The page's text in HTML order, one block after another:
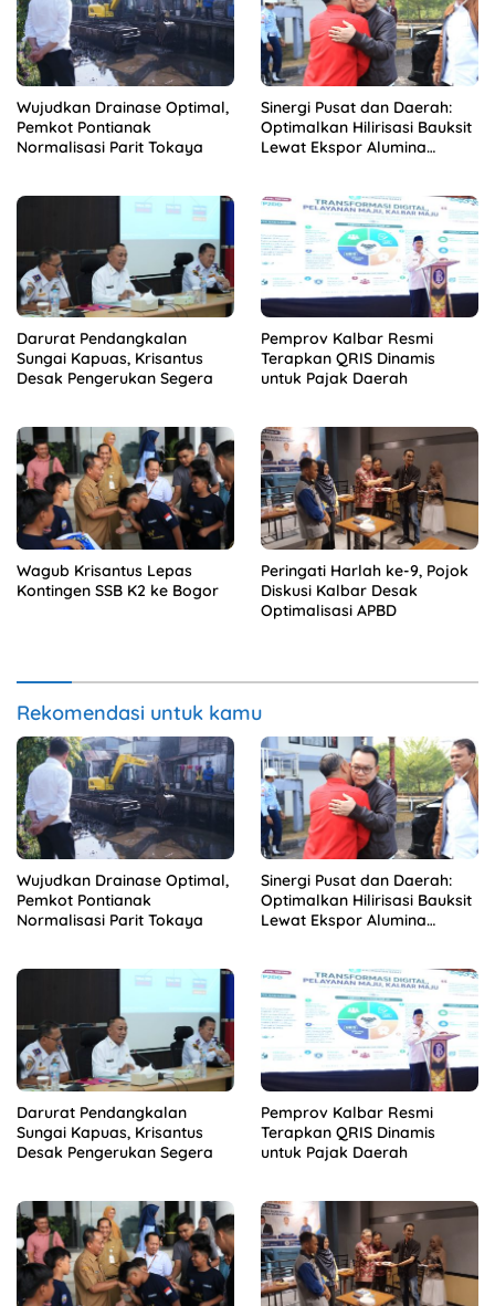
Wujudkan Drainase Optimal,
Pemkot Pontianak
Normalisasi Parit Tokaya
Sinergi Pusat dan Daerah:
Optimalkan Hilirisasi Bauksit
Lewat Ekspor Alumina
Darurat Pendangkalan
Sungai Kapuas, Krisantus
Desak Pengerukan Segera
Pemprov Kalbar Resmi
Terapkan QRIS Dinamis
untuk Pajak Daerah
Wagub Krisantus Lepas
Kontingen SSB K2 ke Bogor
Peringati Harlah ke-9, Pojok
Diskusi Kalbar Desak
Optimalisasi APBD
Rekomendasi untuk kamu
Wujudkan Drainase Optimal,
Pemkot Pontianak
Normalisasi Parit Tokaya
Sinergi Pusat dan Daerah:
Optimalkan Hilirisasi Bauksit
Lewat Ekspor Alumina
Darurat Pendangkalan
Sungai Kapuas, Krisantus
Desak Pengerukan Segera
Pemprov Kalbar Resmi
Terapkan QRIS Dinamis
untuk Pajak Daerah